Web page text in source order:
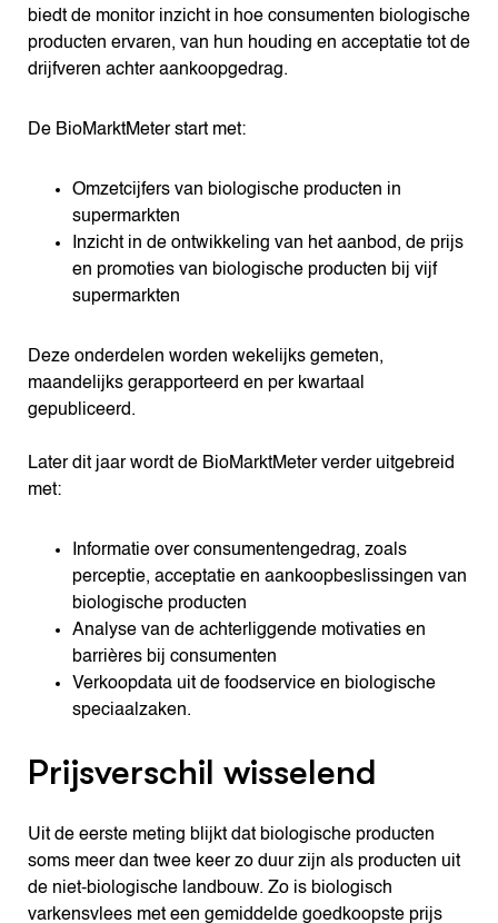
biedt de monitor inzicht in hoe consumenten biologische
producten ervaren, van hun houding en acceptatie tot de
drijfveren achter aankoopgedrag.
De BioMarktMeter start met:
Omzetcijfers van biologische producten in
supermarkten
Inzicht in de ontwikkeling van het aanbod, de prijs
en promoties van biologische producten bij vijf
supermarkten
Deze onderdelen worden wekelijks gemeten,
maandelijks gerapporteerd en per kwartaal
gepubliceerd.
Later dit jaar wordt de BioMarktMeter verder uitgebreid
met:
Informatie over consumentengedrag, zoals
perceptie, acceptatie en aankoopbeslissingen van
biologische producten
Analyse van de achterliggende motivaties en
barrières bij consumenten
Verkoopdata uit de foodservice en biologische
speciaalzaken.
Prijsverschil wisselend
Uit de eerste meting blijkt dat biologische producten
soms meer dan twee keer zo duur zijn als producten uit
de niet-biologische landbouw. Zo is biologisch
varkensvlees met een gemiddelde goedkoopste prijs